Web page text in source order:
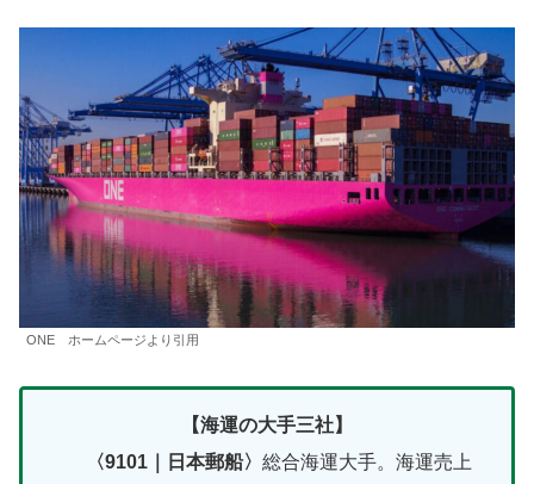
ONE ホームページより引用
【海運の大手三社】
〈9101｜日本郵船〉総合海運大手。海運売上